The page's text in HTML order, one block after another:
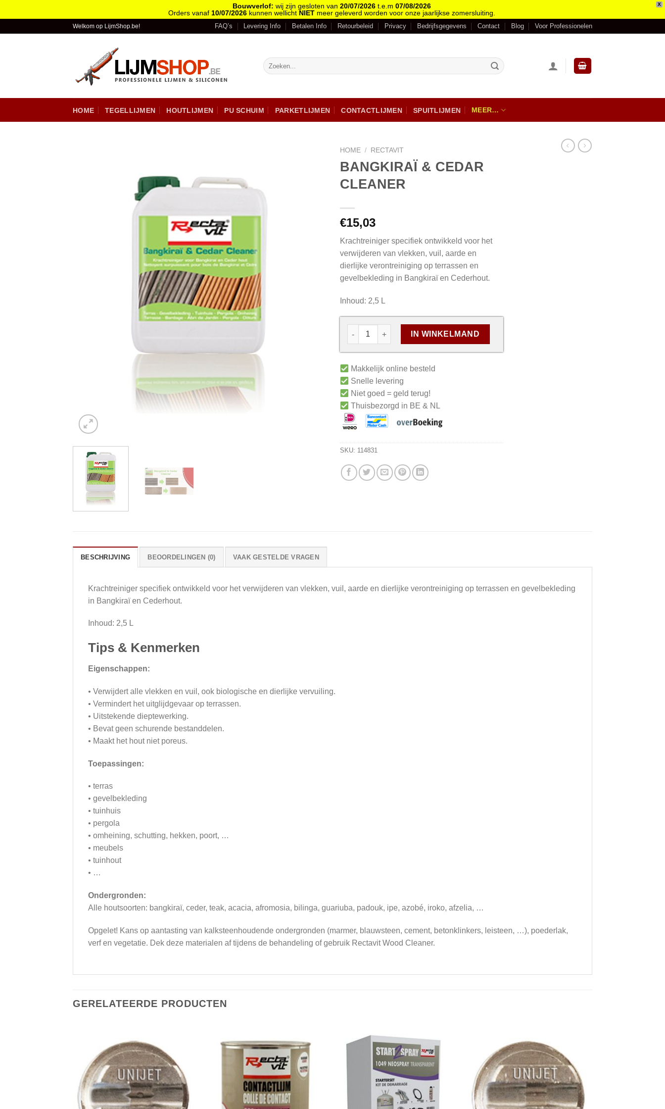
X
Bouwverlof: wij zijn gesloten van 20/07/2026t.e.m 07/08/2026
Orders vanaf 10/07/2026kunnen wellicht NIETmeer geleverd worden voor onze jaarlijkse zomersluiting.
Welkom op LijmShop.be! FAQ’s Levering Info Betalen Info Retourbeleid Privacy Bedrijfsgegevens Contact Blog Voor Professionelen
HOME TEGELLIJMEN HOUTLIJMEN PU SCHUIM PARKETLIJMEN CONTACTLIJMEN SPUITLIJMEN MEER…
HOME / RECTAVIT
BANGKIRAÏ & CEDAR
CLEANER
€15,03
Krachtreiniger specifiek ontwikkeld voor het
verwijderen van vlekken, vuil, aarde en
dierlijke verontreiniging op terrassen en
gevelbekleding in Bangkiraï en Cederhout.
Inhoud: 2,5 L
IN WINKELMAND
Makkelijk online besteld
Snelle levering
Niet goed = geld terug!
Thuisbezorgd in BE & NL
SKU: 114831
BESCHRIJVING BEOORDELINGEN (0) VAAK GESTELDE VRAGEN
Krachtreiniger specifiek ontwikkeld voor het verwijderen van vlekken, vuil, aarde en dierlijke verontreiniging op terrassen en gevelbekleding
in Bangkiraï en Cederhout.
Inhoud: 2,5 L
Tips & Kenmerken
Eigenschappen:
• Verwijdert alle vlekken en vuil, ook biologische en dierlijke vervuiling.
• Vermindert het uitglijdgevaar op terrassen.
• Uitstekende dieptewerking.
• Bevat geen schurende bestanddelen.
• Maakt het hout niet poreus.
Toepassingen:
• terras
• gevelbekleding
• tuinhuis
• pergola
• omheining, schutting, hekken, poort, …
• meubels
• tuinhout
• …
Ondergronden:
Alle houtsoorten: bangkiraï, ceder, teak, acacia, afromosia, bilinga, guariuba, padouk, ipe, azobé, iroko, afzelia, …
Opgelet! Kans op aantasting van kalksteenhoudende ondergronden (marmer, blauwsteen, cement, betonklinkers, leisteen, …), poederlak,
verf en vegetatie. Dek deze materialen af tijdens de behandeling of gebruik Rectavit Wood Cleaner.
GERELATEERDE PRODUCTEN